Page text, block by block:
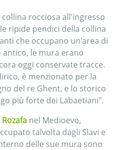
rocciosa all'ingresso
ripide pendici della collina
che occupano un'area di
le mura erano
oggi conservate tracce.
è menzionato per la
del re Ghent, e lo storico
più forte dei Labaetiani".
Rozafa nel Medioevo,
talvolta dagli Slavi e
delle sue mura sono